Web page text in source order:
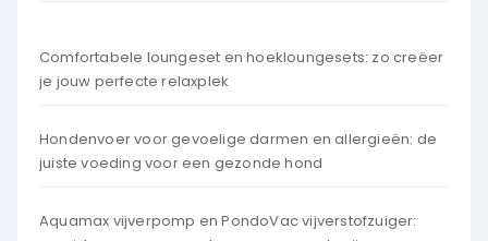
Comfortabele loungeset en hoekloungesets: zo creëer
je jouw perfecte relaxplek
Hondenvoer voor gevoelige darmen en allergieën: de
juiste voeding voor een gezonde hond
Aquamax vijverpomp en PondoVac vijverstofzuiger: